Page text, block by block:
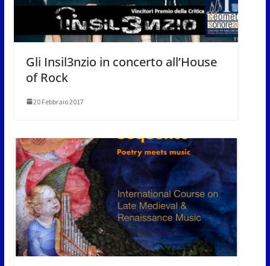
Gli Insil3nzio in concerto all’House
of Rock
20 Febbraio 2017